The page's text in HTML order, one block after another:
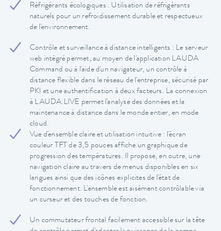
Réfrigérants écologiques : Utilisation de réfrigérants
naturels pour un refroidissement durable et respectueux
de l'environnement.
Contrôle et surveillance à distance intelligents : Le serveur
web intégré permet, au moyen de l'application LAUDA
Command ou à l'aide d'un navigateur, un contrôle à
distance flexible dans le réseau de l'entreprise, sécurisé par
PKI et une authentification à deux facteurs. La connexion
à LAUDA.LIVE permet l'analyse des données et la
maintenance à distance dans le monde entier, en mode
cloud.
Vue d'ensemble claire et utilisation intuitive : l'écran
couleur TFT de 3,5 pouces affiche un graphique de
progression des températures. Il propose, en outre, une
navigation claire au travers de menus disponibles en six
langues ainsi que des icônes explicites de l'état de
fonctionnement. L'ensemble est aisément contrôlable via
un curseur et des touches de fonction.
Un commutateur frontal facilement accessible sur la tête